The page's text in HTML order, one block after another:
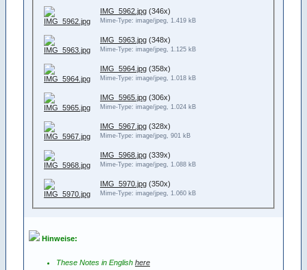
IMG_5962.jpg (346x)
Mime-Type: image/jpeg, 1.419 kB
IMG_5963.jpg (348x)
Mime-Type: image/jpeg, 1.125 kB
IMG_5964.jpg (358x)
Mime-Type: image/jpeg, 1.018 kB
IMG_5965.jpg (306x)
Mime-Type: image/jpeg, 1.024 kB
IMG_5967.jpg (328x)
Mime-Type: image/jpeg, 901 kB
IMG_5968.jpg (339x)
Mime-Type: image/jpeg, 1.088 kB
IMG_5970.jpg (350x)
Mime-Type: image/jpeg, 1.060 kB
Hinweise:
These Notes in English here